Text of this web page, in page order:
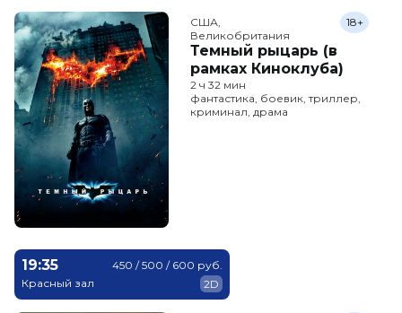
США,
Великобритания
Темный рыцарь (в
рамках Киноклуба)
18+
2 ч 32 мин
фантастика, боевик, триллер,
криминал, драма
19:35
Красный зал
450 / 500 / 600 руб.
2D